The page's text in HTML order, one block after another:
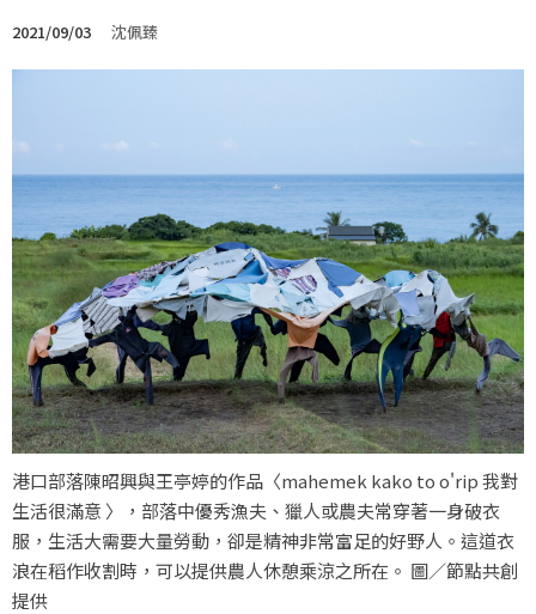
2021/09/03 沈佩臻
港口部落陳昭興與王亭婷的作品〈mahemek kako to o'rip 我對
生活很滿意 〉，部落中優秀漁夫、獵人或農夫常穿著一身破衣
服，生活大需要大量勞動，卻是精神非常富足的好野人。這道衣
浪在稻作收割時，可以提供農人休憩乘涼之所在。 圖／節點共創
提供